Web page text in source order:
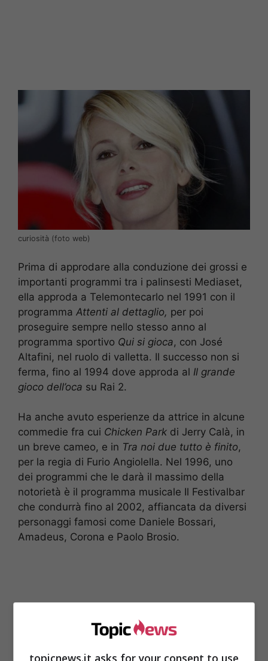
curiosità (foto web)
Prima di approdare alla conduzione dei grossi e
importanti programmi tra i palinsesti Mediaset,
ella approda a Telemontecarlo nel 1991 con il
programma Attenti al dettaglio, per poi
proseguire sempre nello stesso anno al
programma sportivo Qui si gioca, con José
Altafini, nel ruolo di valletta. Il successo non si
ferma, fino al 1994 dove approda al Il grande
gioco dell’oca su Rai 2.
Ha anche avuto esperienze da attrice in alcune
commedie fra cui Chicken Park di Jerry Calà, in
un breve cameo, e in Tra noi due tutto è finito,
per la regia di Furio Angiolella. Nel 1996, uno
dei programmi che le darà il massimo della
notorietà è il programma musicale Il Festivalbar
che condurrà fino al 2002, affiancata da diversi
personaggi famosi come Daniele Bossari,
Amadeus, Corona e Paolo Brosio.
topicnews.it asks for your consent to use